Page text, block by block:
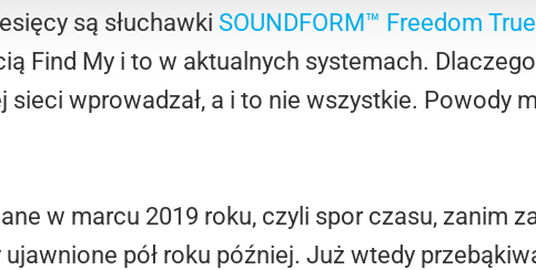
są słuchawki SOUNDFORM™ Freedom
Find My i to w aktualnych systemach.
sieci wprowadzał, a i to nie wszystkie. Powody
w marcu 2019 roku, czyli spor czasu, zanim
pół roku później. Już wtedy